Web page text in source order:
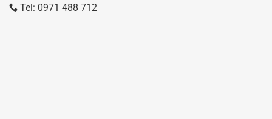
Tel: 0971 488 712